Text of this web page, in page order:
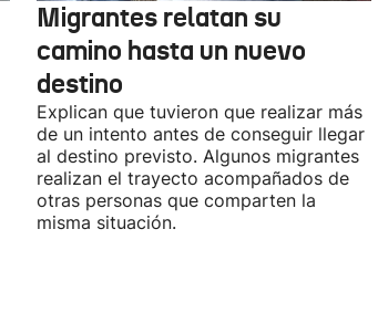
Migrantes relatan su
camino hasta un nuevo
destino
Explican que tuvieron que realizar más
de un intento antes de conseguir llegar
al destino previsto. Algunos migrantes
realizan el trayecto acompañados de
otras personas que comparten la
misma situación.